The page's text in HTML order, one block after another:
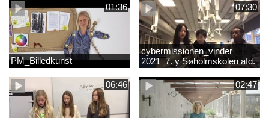
01:36
PM_Billedkunst
07:30
cybermissionen_vinder
2021_7. y Søholmskolen afd.
toftevang
06:46
02:47